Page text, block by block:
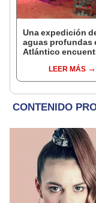
Una expedición
aguas profundas
Atlántico
residuos
con fugas
LEER MÁS